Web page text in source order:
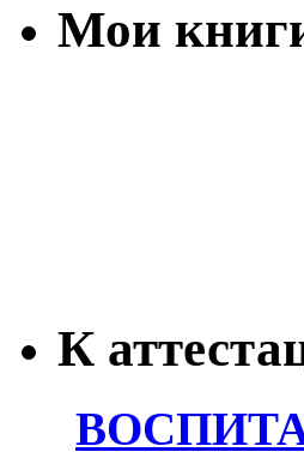
Мои
К